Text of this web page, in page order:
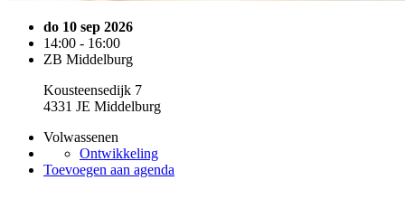
do 10 sep 2026
14:00 - 16:00
ZB Middelburg
Kousteensedijk 7
4331 JE Middelburg
Volwassenen
Ontwikkeling
Toevoegen aan agenda